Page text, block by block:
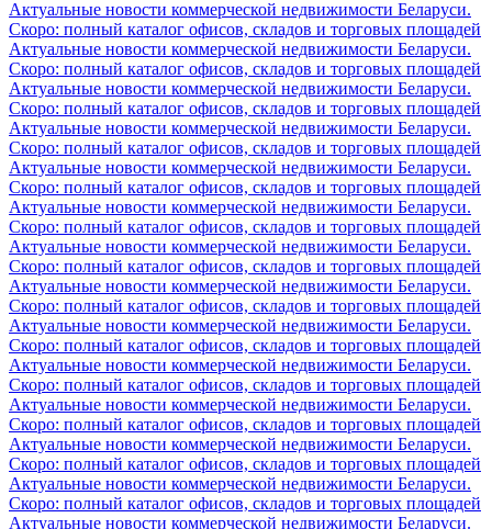
Актуальные новости коммерческой недвижимости Беларуси.
Скоро: полный каталог офисов, складов и торговых площадей
Актуальные новости коммерческой недвижимости Беларуси.
Скоро: полный каталог офисов, складов и торговых площадей
Актуальные новости коммерческой недвижимости Беларуси.
Скоро: полный каталог офисов, складов и торговых площадей
Актуальные новости коммерческой недвижимости Беларуси.
Скоро: полный каталог офисов, складов и торговых площадей
Актуальные новости коммерческой недвижимости Беларуси.
Скоро: полный каталог офисов, складов и торговых площадей
Актуальные новости коммерческой недвижимости Беларуси.
Скоро: полный каталог офисов, складов и торговых площадей
Актуальные новости коммерческой недвижимости Беларуси.
Скоро: полный каталог офисов, складов и торговых площадей
Актуальные новости коммерческой недвижимости Беларуси.
Скоро: полный каталог офисов, складов и торговых площадей
Актуальные новости коммерческой недвижимости Беларуси.
Скоро: полный каталог офисов, складов и торговых площадей
Актуальные новости коммерческой недвижимости Беларуси.
Скоро: полный каталог офисов, складов и торговых площадей
Актуальные новости коммерческой недвижимости Беларуси.
Скоро: полный каталог офисов, складов и торговых площадей
Актуальные новости коммерческой недвижимости Беларуси.
Скоро: полный каталог офисов, складов и торговых площадей
Актуальные новости коммерческой недвижимости Беларуси.
Скоро: полный каталог офисов, складов и торговых площадей
Актуальные новости коммерческой недвижимости Беларуси.